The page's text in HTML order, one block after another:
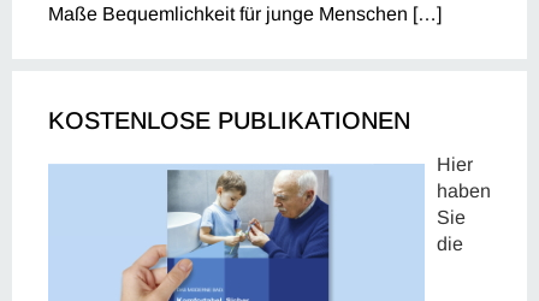
Maße Bequemlichkeit für junge Menschen […]
KOSTENLOSE PUBLIKATIONEN
Hier
haben
Sie
die